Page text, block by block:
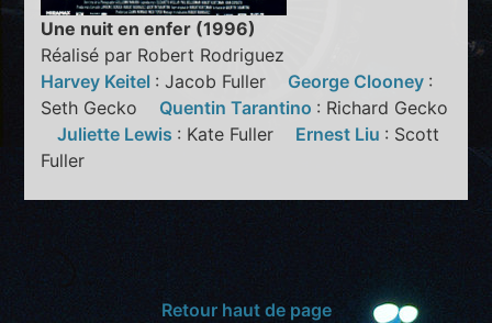
Une nuit en enfer (1996)
Réalisé par Robert Rodriguez
Harvey Keitel : Jacob Fuller George Clooney :
Seth Gecko Quentin Tarantino : Richard Gecko
Juliette Lewis : Kate Fuller Ernest Liu : Scott
Fuller
Retour haut de page